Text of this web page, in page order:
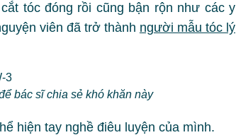
tóc đóng rồi cũng bận rộn như các y
viên đã trở thành người mẫu tóc lý
bác sĩ chia sẻ khó khăn này
hiện tay nghề điêu luyện của mình.